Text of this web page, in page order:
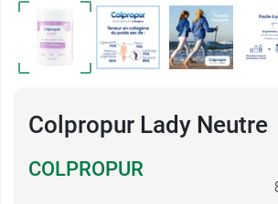
Colpropur Lady Neutre
COLPROPUR